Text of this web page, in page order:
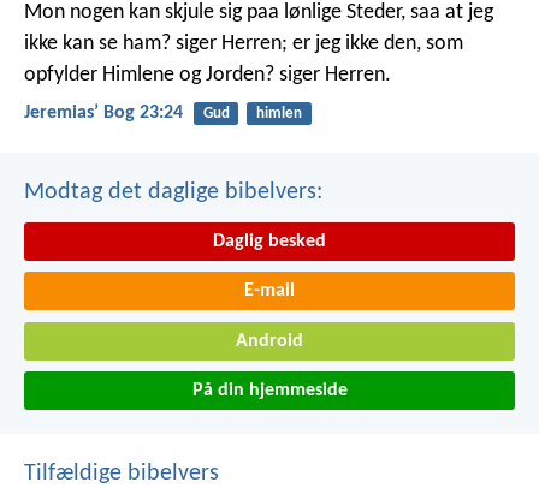
Mon nogen kan skjule sig paa lønlige Steder, saa at jeg
ikke kan se ham? siger Herren; er jeg ikke den, som
opfylder Himlene og Jorden? siger Herren.
Jeremiasʼ Bog 23:24 Gud himlen
Modtag det daglige bibelvers:
Daglig besked
E-mail
Android
På din hjemmeside
Tilfældige bibelvers